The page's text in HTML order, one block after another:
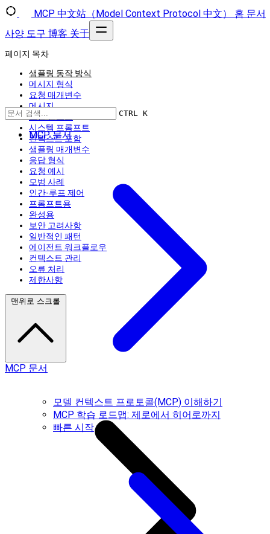
MCP 中文站（Model Context Protocol 中文） 홈 문서
사양 도구 博客 关于
CTRL K
MCP 문서
모델 컨텍스트 프로토콜(MCP) 이해하기
MCP 학습 로드맵: 제로에서 히어로까지
빠른 시작
페이지 목차
샘플링 동작 방식
메시지 형식
요청 매개변수
메시지
모델 선호도
시스템 프롬프트
컨텍스트 포함
샘플링 매개변수
응답 형식
요청 예시
모범 사례
인간-루프 제어
프롬프트용
완성용
보안 고려사항
일반적인 패턴
에이전트 워크플로우
컨텍스트 관리
오류 처리
제한사항
맨위로 스크롤
MCP 문서